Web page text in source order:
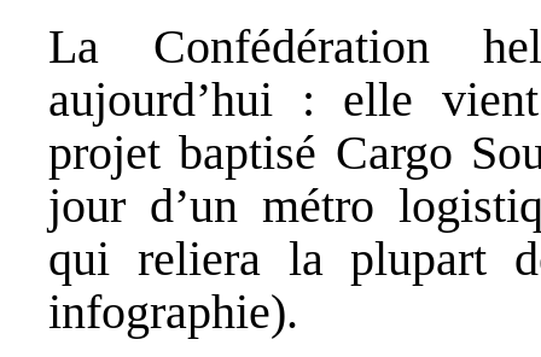
La Confédération
aujourd’hui : elle
projet baptisé Cargo
jour d’un métro
qui reliera la plupart
infographie).